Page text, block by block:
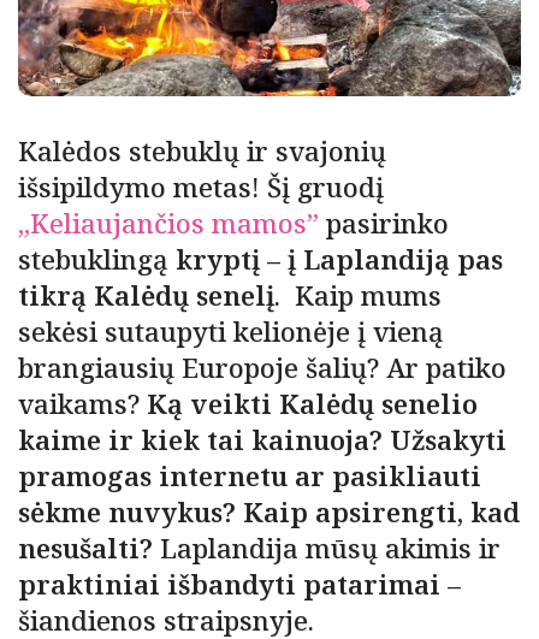
Kalėdos stebuklų ir svajonių
išsipildymo metas! Šį gruodį
„Keliaujančios mamos” pasirinko
stebuklingą kryptį – į Laplandiją pas
tikrą Kalėdų senelį. Kaip mums
sekėsi sutaupyti kelionėje į vieną
brangiausių Europoje šalių? Ar patiko
vaikams? Ką veikti Kalėdų senelio
kaime ir kiek tai kainuoja? Užsakyti
pramogas internetu ar pasikliauti
sėkme nuvykus? Kaip apsirengti, kad
nesušalti? Laplandija mūsų akimis ir
praktiniai išbandyti patarimai –
šiandienos straipsnyje.